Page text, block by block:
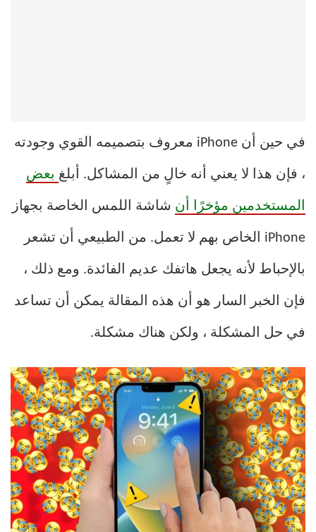
في حين أن iPhone معروف بتصميمه القوي وجودته
، فإن هذا لا يعني أنه خالٍ من المشاكل. أبلغ بعض
المستخدمين مؤخرًا أن شاشة اللمس الخاصة بجهاز
iPhone الخاص بهم لا تعمل. من الطبيعي أن تشعر
بالإحباط لأنه يجعل هاتفك عديم الفائدة. ومع ذلك ،
فإن الخبر السار هو أن هذه المقالة يمكن أن تساعد
في حل المشكلة ، ولكن هناك مشكلة.